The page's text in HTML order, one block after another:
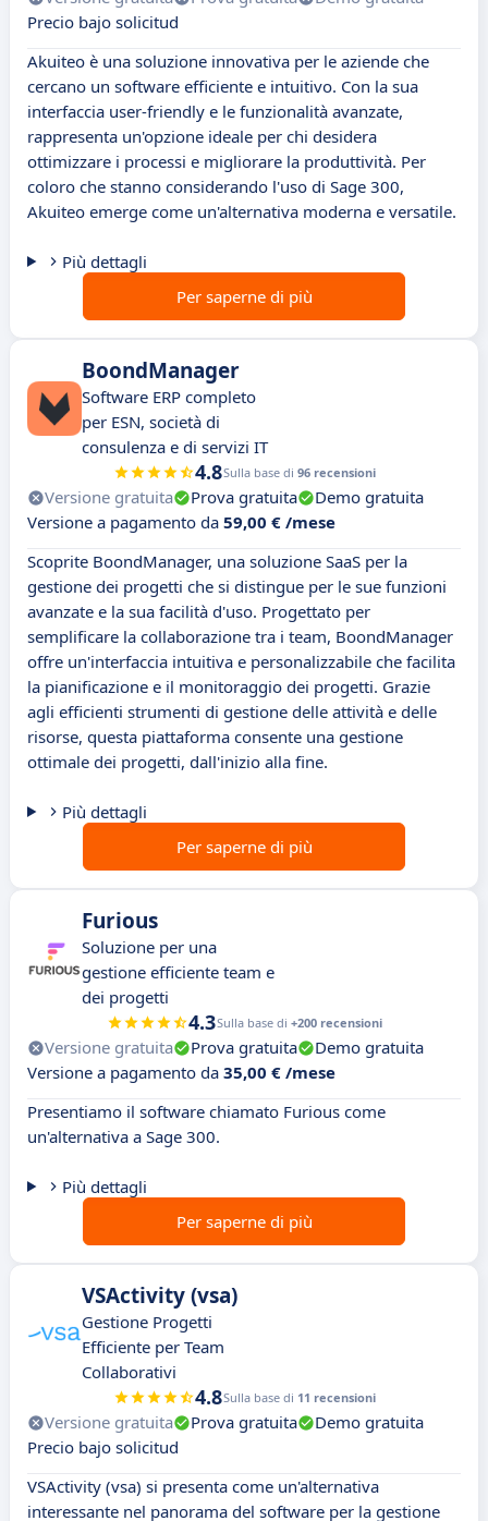
Precio bajo solicitud
Akuiteo è una soluzione innovativa per le aziende che
cercano un software efficiente e intuitivo. Con la sua
interfaccia user-friendly e le funzionalità avanzate,
rappresenta un'opzione ideale per chi desidera
ottimizzare i processi e migliorare la produttività. Per
coloro che stanno considerando l'uso di Sage 300,
Akuiteo emerge come un'alternativa moderna e versatile.
Più dettagli
Per saperne di più
BoondManager
Software ERP completo
per ESN, società di
consulenza e di servizi IT
4.8Sulla base di 96 recensioni
Versione gratuita Prova gratuita
Demo gratuita
Versione a pagamento da 59,00 € /mese
Scoprite BoondManager, una soluzione SaaS per la
gestione dei progetti che si distingue per le sue funzioni
avanzate e la sua facilità d'uso. Progettato per
semplificare la collaborazione tra i team, BoondManager
offre un'interfaccia intuitiva e personalizzabile che facilita
la pianificazione e il monitoraggio dei progetti. Grazie
agli efficienti strumenti di gestione delle attività e delle
risorse, questa piattaforma consente una gestione
ottimale dei progetti, dall'inizio alla fine.
Più dettagli
Per saperne di più
Furious
Soluzione per una
gestione efficiente team e
dei progetti
4.3Sulla base di +200 recensioni
Versione gratuita Prova gratuita
Demo gratuita
Versione a pagamento da 35,00 € /mese
Presentiamo il software chiamato Furious come
un'alternativa a Sage 300.
Più dettagli
Per saperne di più
VSActivity (vsa)
Gestione Progetti
Efficiente per Team
Collaborativi
4.8Sulla base di 11 recensioni
Versione gratuita Prova gratuita
Demo gratuita
Precio bajo solicitud
VSActivity (vsa) si presenta come un'alternativa
interessante nel panorama del software per la gestione